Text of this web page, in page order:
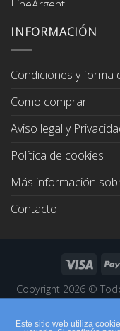
INFORMACIÓN
Condiciones y forma
Como comprar
Aviso legal y
Política de cookies
Más información
Contacto
Copyright 2026 ©
Este sitio web utiliza